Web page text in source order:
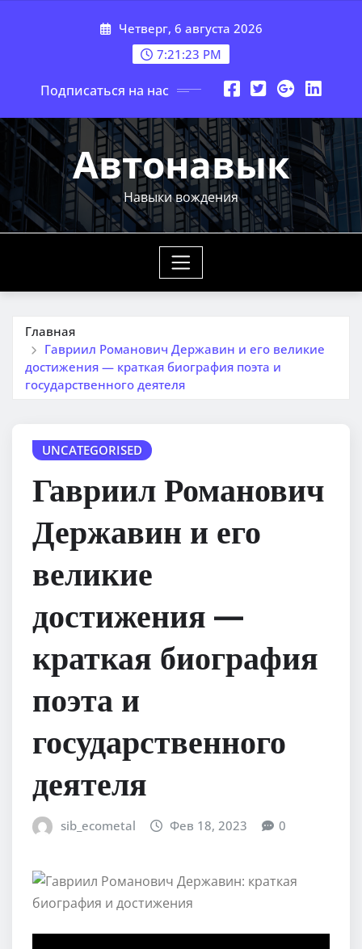
Четверг, 6 августа 2026
7:21:24 PM
Подписаться на нас
Автонавык
Навыки вождения
Главная
Гавриил Романович Державин и его великие
достижения — краткая биография поэта и
государственного деятеля
UNCATEGORISED
Гавриил Романович
Державин и его
великие
достижения —
краткая биография
поэта и
государственного
деятеля
sib_ecometal Фев 18, 2023 0